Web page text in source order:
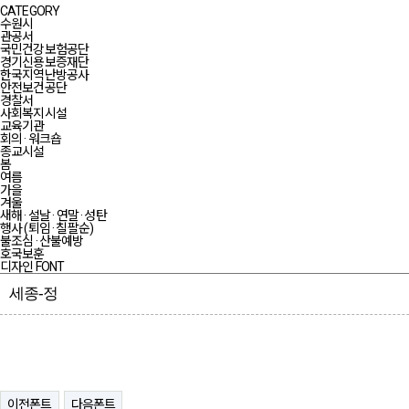
CATEGORY
수원시
관공서
국민건강보험공단
경기신용보증재단
한국지역난방공사
안전보건공단
경찰서
사회복지시설
교육기관
회의 · 워크숍
종교시설
봄
여름
가을
겨울
새해 · 설날 · 연말 · 성탄
행사 (퇴임 · 칠팔순)
불조심 · 산불예방
호국보훈
디자인 FONT
세종-정
이전폰트 다음폰트